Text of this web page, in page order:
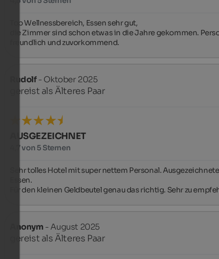
Top Wellnessbereich, Essen sehr gut,
die Zimmer sind schon etwas in die Jahre gekommen.
freundlich und zuvorkommend.
Rudolf- Oktober 2025
gereist als Älteres Paar
AUSGEZEICHNET
4,7 von 5 Sternen
Sehr tolles Hotel mit super nettem Personal.
Essen.
Für den kleinen Geldbeutel genau das richtig. Sehr zu
Anonym - August 2025
gereist als Älteres Paar